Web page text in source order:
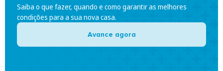
Saiba o que fazer, quando e como garantir as melhores
condições para a sua nova casa.
Avance agora